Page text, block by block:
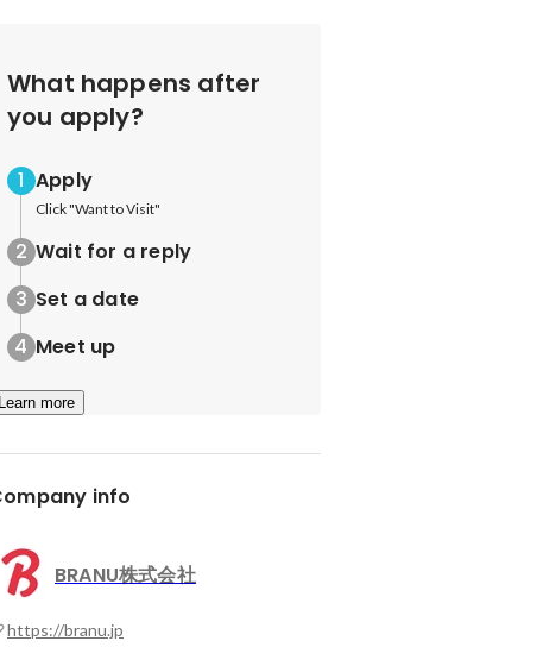
What happens after
you apply?
Apply
Click "Want to Visit"
Wait for a reply
Set a date
Meet up
Learn more
info
BRANU株式会社
https://branu.jp